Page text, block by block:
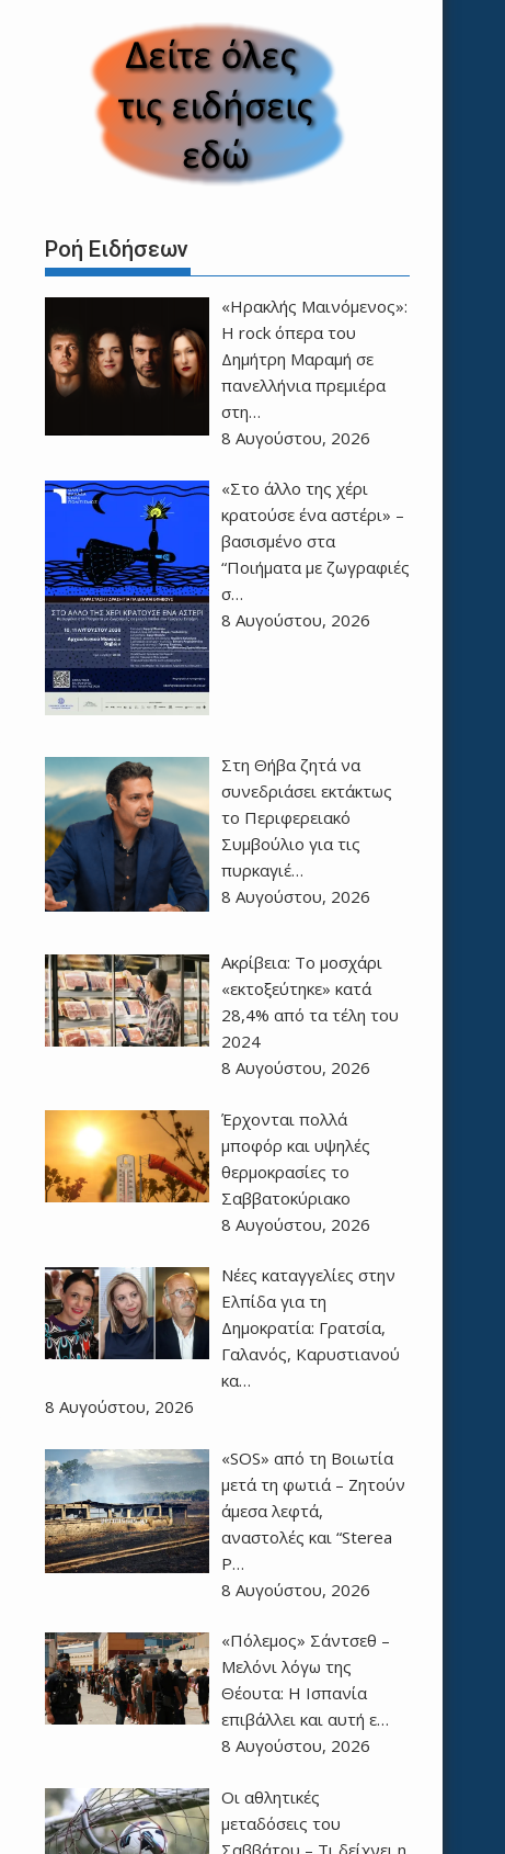
Ροή Ειδήσεων
«Ηρακλής Μαινόμενος»:
H rock όπερα του
Δημήτρη Μαραμή σε
πανελλήνια πρεμιέρα
στη…
8 Αυγούστου, 2026
«Στο άλλο της χέρι
κρατούσε ένα αστέρι» –
βασισμένο στα
“Ποιήματα με ζωγραφιές
σ…
8 Αυγούστου, 2026
Στη Θήβα ζητά να
συνεδριάσει εκτάκτως
το Περιφερειακό
Συμβούλιο για τις
πυρκαγιέ…
8 Αυγούστου, 2026
Ακρίβεια: Το μοσχάρι
«εκτοξεύτηκε» κατά
28,4% από τα τέλη του
2024
8 Αυγούστου, 2026
Έρχονται πολλά
μποφόρ και υψηλές
θερμοκρασίες το
Σαββατοκύριακο
8 Αυγούστου, 2026
Νέες καταγγελίες στην
Ελπίδα για τη
Δημοκρατία: Γρατσία,
Γαλανός, Καρυστιανού
κα…
8 Αυγούστου, 2026
«SOS» από τη Βοιωτία
μετά τη φωτιά – Ζητούν
άμεσα λεφτά,
αναστολές και “Sterea
P…
8 Αυγούστου, 2026
«Πόλεμος» Σάντσεθ –
Μελόνι λόγω της
Θέουτα: Η Ισπανία
επιβάλλει και αυτή ε…
8 Αυγούστου, 2026
Οι αθλητικές
μεταδόσεις του
Σαββάτου – Τι δείχνει η